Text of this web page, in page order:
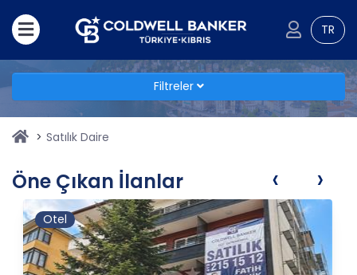
TR
Filtreler
Satılık Daire
Öne Çıkan İlanlar
Otel
‹ ›